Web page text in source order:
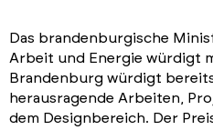
Das brandenburgische
Arbeit und Energie würdigt
Brandenburg würdigt
herausragende Arbeiten,
dem Designbereich. Der